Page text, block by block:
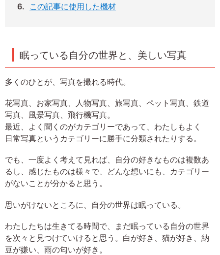
この記事に使用した機材
眠っている自分の世界と、美しい写真
多くのひとが、写真を撮れる時代。
花写真、お家写真、人物写真、旅写真、ペット写真、鉄道
写真、風景写真、飛行機写真。
最近、よく聞くのがカテゴリーであって、わたしもよく
日常写真というカテゴリーに勝手に分類されたりする。
でも、一度よく考えて見れば、自分の好きなものは複数あ
るし、感じたものは様々で、どんな想いにも、カテゴリー
がないことが分かると思う。
思いがけないところに、自分の世界は眠っている。
わたしたちは生きてる時間で、まだ眠っている自分の世界
を次々と見つけていけると思う。白が好き、猫が好き、納
豆が嫌い、雨の匂いが好き。